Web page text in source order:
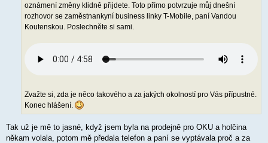
oznámení změny klidně přijdete. Toto přímo potvrzuje můj dnešní
rozhovor se zaměstnankyní business linky T-Mobile, paní Vandou
Koutenskou. Poslechněte si sami.
Zvažte si, zda je něco takového a za jakých okolností pro Vás přípustné.
Konec hlášení.
Tak už je mě to jasné, když jsem byla na prodejně pro OKU a holčina
někam volala, potom mě předala telefon a paní se vyptávala proč a za